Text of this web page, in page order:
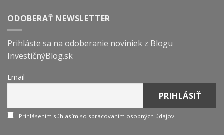
ODOBERAŤ NEWSLETTER
Prihláste sa na odoberanie noviniek z Blogu
InvestičnýBlog.sk
Email
Prihlásením súhlasím so spracovaním osobných údajov